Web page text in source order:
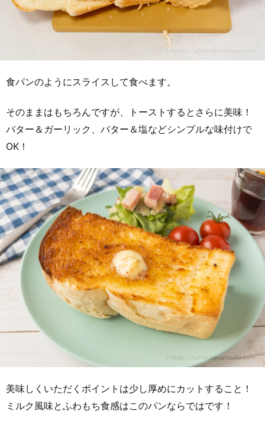
食パンのようにスライスして食べます。
そのままはもちろんですが、トーストするとさらに美味！
バター＆ガーリック、バター＆塩などシンプルな味付けで
OK！
美味しくいただくポイントは少し厚めにカットすること！
ミルク風味とふわもち食感はこのパンならではです！